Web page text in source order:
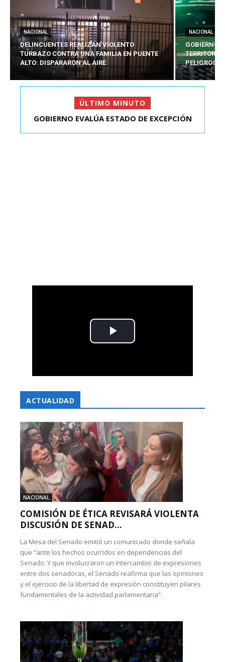
NACIONAL
DELINCUENTES REALIZAN VIOLENTO
TURBAZO CONTRA UNA FAMILIA EN PUENTE
ALTO: DISPARARON AL AIRE
NACIONAL
GOBIERNO
PELIGROSOS
ÚLTIMO MINUTO
PRESIDENTE KAST ENCABEZA OPERATIVO
ACTUALIDAD
NACIONAL
COMISIÓN DE ÉTICA REVISARÁ VIOLENTA
DISCUSIÓN DE SENAD...
La Mesa del Senado emitió un comunicado donde señala
que “ante los hechos ocurridos en dependencias del
Senado. Y que involucraron un intercambio de expresiones
entre dos senadoras, el Senado reafirma que las opiniones
y el ejercicio de la libertad de expresión constituyen pilares
fundamentales de la actividad parlamentaria”.